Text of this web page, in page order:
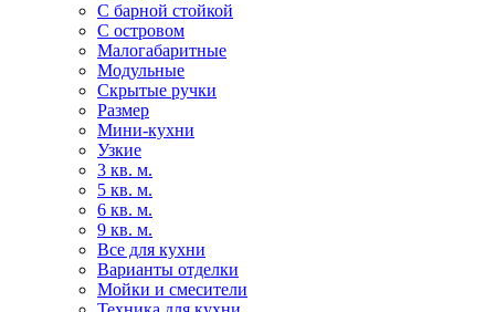
С барной стойкой
С островом
Малогабаритные
Модульные
Скрытые ручки
Размер
Мини-кухни
Узкие
3 кв. м.
5 кв. м.
6 кв. м.
9 кв. м.
Все для кухни
Варианты отделки
Мойки и смесители